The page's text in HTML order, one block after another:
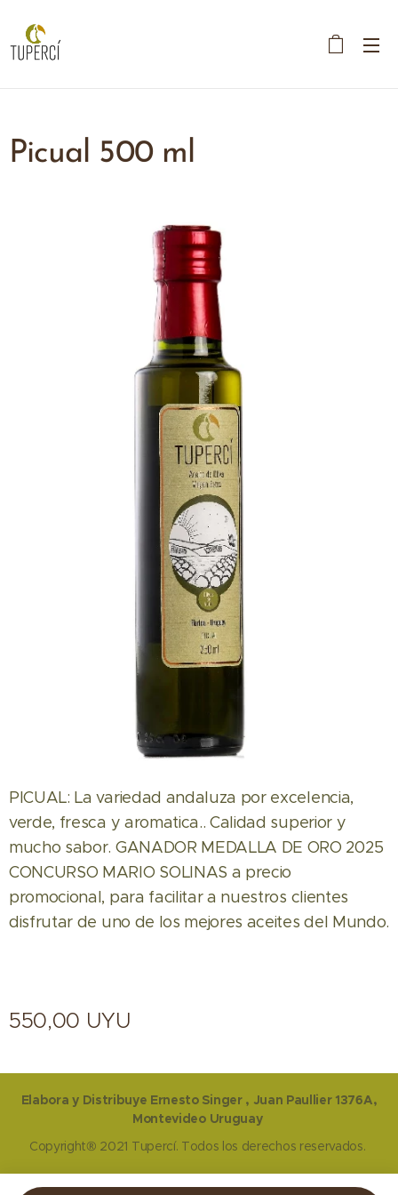
Picual 500 ml
PICUAL: La variedad andaluza por excelencia,
verde, fresca y aromatica.. Calidad superior y
mucho sabor. GANADOR MEDALLA DE ORO 2025
CONCURSO MARIO SOLINAS a precio
promocional, para facilitar a nuestros clientes
disfrutar de uno de los mejores aceites del Mundo.
550,00 UYU
Elabora y Distribuye Ernesto Singer , Juan Paullier 1376A,
Montevideo Uruguay
Copyright® 2021 Tupercí. Todos los derechos reservados.